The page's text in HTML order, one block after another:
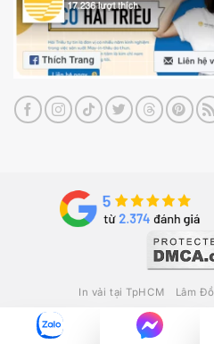
In vải tại TpHCM Lâm
2012 - 2026 ©
May
Công Ty TNHH Fika Việt Nam
–